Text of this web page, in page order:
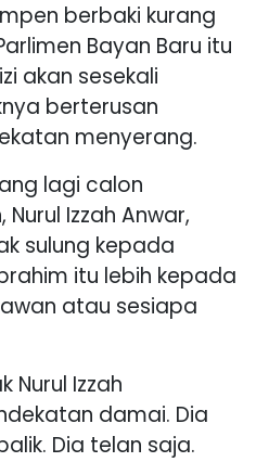
berbaki kurang
Bayan Baru itu
akan sesekali
berterusan
menyerang.
lagi calon
Izzah Anwar,
sulung kepada
itu lebih kepada
atau sesiapa
Nurul Izzah
damai. Dia
Dia telan saja.